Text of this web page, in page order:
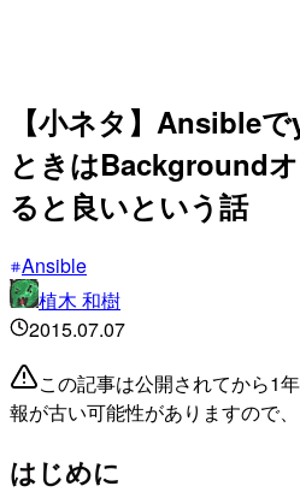
【小ネタ】Ansible
ときはBackground
ると良いという話
Ansible
植木 和樹
2015.07.07
この記事は公開されてから1
報が古い可能性がありますので、
はじめに